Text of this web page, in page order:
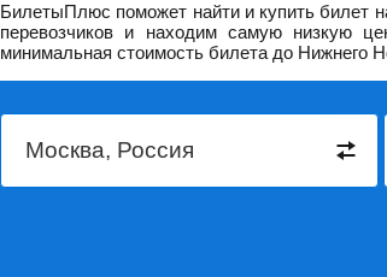
БилетыПлюс поможет найти и купить билет
перевозчиков и находим самую низкую
минимальная стоимость билета до Нижнего